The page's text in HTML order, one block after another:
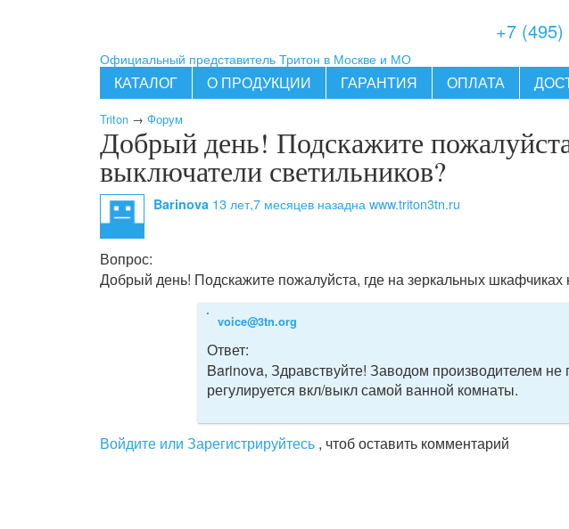
Официальный представитель Тритон в Москве и МО
+7
КАТАЛОГ О ПРОДУКЦИИ ГАРАНТИЯ ОПЛАТА
Triton → Форум
Добрый день! Подскажите
выключатели светильников?
Barinova 13 лет,7 месяцев назадна www.triton3tn.ru
Вопрос:
Добрый день! Подскажите пожалуйста, где на зеркальных шкафчиках
voice@3tn.org
Ответ:
Barinova, Здравствуйте! Заводом производителем
регулируется вкл/выкл самой ванной комнаты.
Войдите или Зарегистрируйтесь , чтоб оставить комментарий